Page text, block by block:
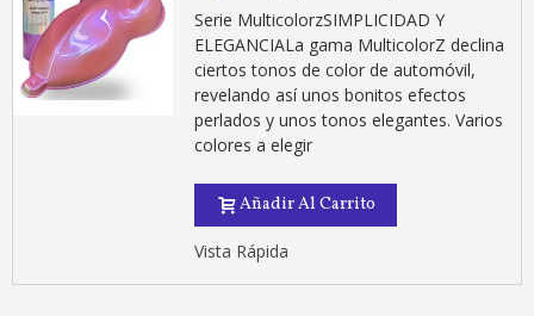
Serie MulticolorzSIMPLICIDAD Y
ELEGANCIALa gama MulticolorZ declina
ciertos tonos de color de automóvil,
revelando así unos bonitos efectos
perlados y unos tonos elegantes. Varios
colores a elegir
Añadir Al Carrito
Vista Rápida